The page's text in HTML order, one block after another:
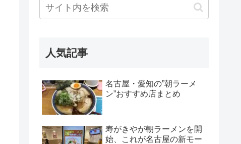
人気記事
名古屋・愛知の”朝ラーメ
ン”おすすめ店まとめ
寿がきやが朝ラーメンを開
始、これが名古屋の新モー